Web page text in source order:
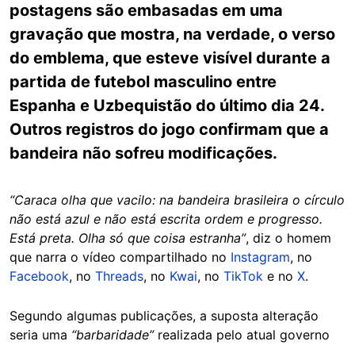
postagens são embasadas em uma
gravação que mostra, na verdade, o verso
do emblema, que esteve visível durante a
partida de futebol masculino entre
Espanha e Uzbequistão do último dia 24.
Outros registros do jogo confirmam que a
bandeira não sofreu modificações.
“Caraca olha que vacilo: na bandeira brasileira o círculo
não está azul e não está escrita ordem e progresso.
Está preta. Olha só que coisa estranha”, diz o homem
que narra o vídeo compartilhado no Instagram, no
Facebook, no Threads, no Kwai, no TikTok e no X.
Segundo algumas publicações, a suposta alteração
seria uma “barbaridade”realizada pelo atual governo